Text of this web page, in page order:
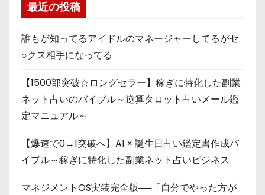
最近の投稿
誰もが知ってるアイドルのマネージャーしてるがセ
○クス相手になってる
【1500部突破☆ロングセラー】稼ぎに特化した副業
ネット占いのバイブル～逆算タロット占いメール鑑
定マニュアル～
【爆速で0→1突破へ】AI × 誕生日占い鑑定書作成バ
イブル～稼ぎに特化した副業ネット占いビジネス
マネジメントOS実装完全版──「自分でやった方が